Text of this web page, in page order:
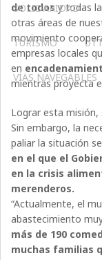
SOLIDARIDAD
TURISMO
VÍAS NAVEGABLES
de todosy todas
otras áreas de
movimiento
empresas locales
en
mientras proyecta
Lograr esta misión,
Sin embargo, la
paliar la situación
en el que el
en la crisis
merenderos.
“Actualmente, el
abastecimiento
más de 190
muchas familias